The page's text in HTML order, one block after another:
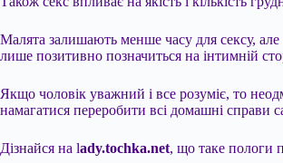
Малята залишають менше часу для сексу, але
лише позитивно позначиться на інтимній
Якщо чоловік уважний і все розуміє, то
намагатися переробити всі домашні справи
Дізнайся на lady.tochka.net, що таке пологи